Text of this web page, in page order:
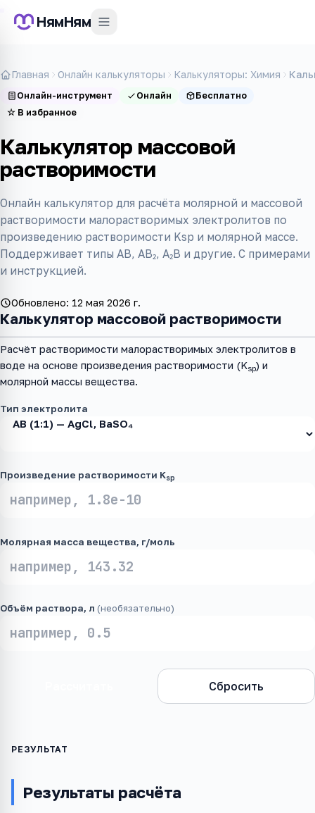
НямНям
Главная Онлайн калькуляторы Калькуляторы: Химия
Онлайн-инструмент Онлайн
Бесплатно
☆ В избранное
Калькулятор массовой
растворимости
Онлайн калькулятор для расчёта молярной и массовой
растворимости малорастворимых электролитов по
произведению растворимости Ksp и молярной массе.
Поддерживает типы AB, AB₂, A₂B и другие. С примерами
и инструкцией.
Обновлено: 12 мая 2026 г.
Калькулятор массовой растворимости
Расчёт растворимости малорастворимых электролитов в
воде на основе произведения растворимости (Ksp) и
молярной массы вещества.
Тип электролита
Произведение растворимости Ksp
Молярная масса вещества, г/моль
Объём раствора, л (необязательно)
Сбросить
Результаты расчёта